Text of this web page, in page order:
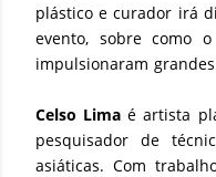
plástico e curador irá
evento, sobre como
impulsionaram
Celso Lima é artista
pesquisador de
asiáticas. Com